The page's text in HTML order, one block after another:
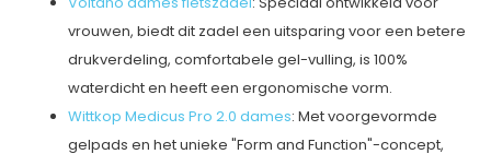
vrouwen, biedt dit zadel een uitsparing voor een betere
drukverdeling, comfortabele gel-vulling, is 100%
waterdicht en heeft een ergonomische vorm.
Wittkop Medicus Pro 2.0 dames: Met voorgevormde
gelpads en het unieke "Form and Function"-concept,